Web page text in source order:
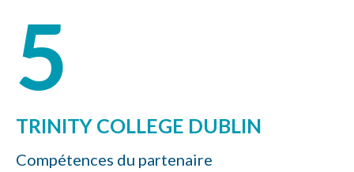
5
TRINITY COLLEGE DUBLIN
Compétences du partenaire